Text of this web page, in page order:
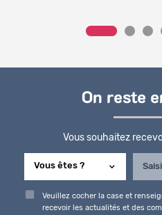
On reste
Vous souhaitez
Veuillez cocher la case et
recevoir les actualités et des